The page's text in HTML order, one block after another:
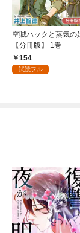
空賊ハックと蒸気の
【分冊版】 1巻
154
試読フル